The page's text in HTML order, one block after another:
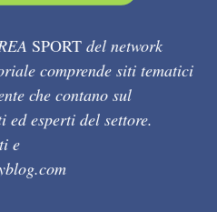
SPORT del network
comprende siti tematici
che contano sul
esperti del settore.
e